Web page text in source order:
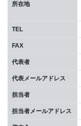
所在地
TEL
FAX
代表者
代表メールアドレス
担当者
担当者メールアドレス